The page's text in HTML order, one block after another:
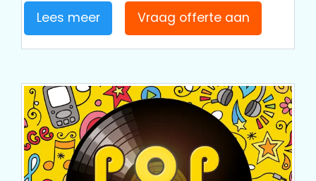
Lees meer Vraag offerte aan